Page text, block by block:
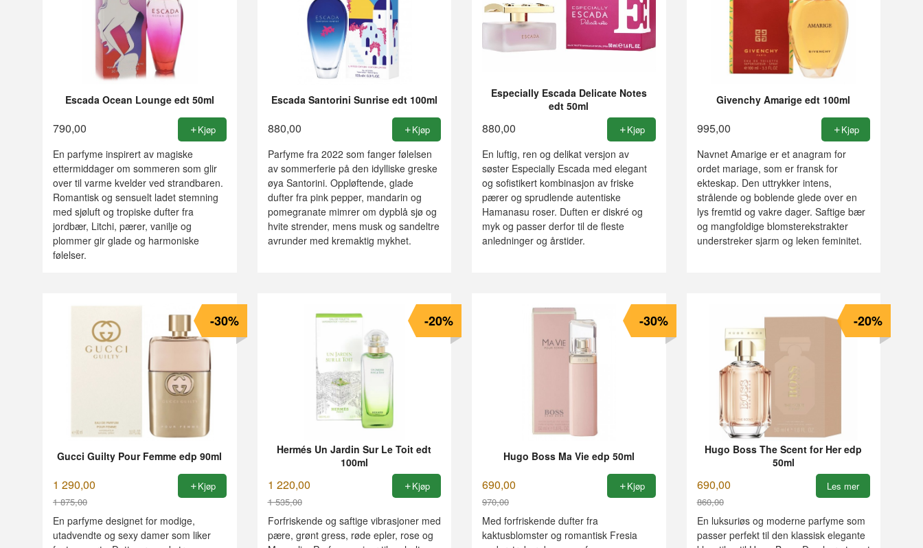
Escada Ocean Lounge edt 50ml
790,00 Kjøp
En parfyme inspirert av magiske
ettermiddager om sommeren som glir
over til varme kvelder ved strandbaren.
Romantisk og sensuelt ladet stemning
med sjøluft og tropiske dufter fra
jordbær, Litchi, pærer, vanilje og
plommer gir glade og harmoniske
følelser.
Escada Santorini Sunrise edt 100ml
880,00 Kjøp
Parfyme fra 2022 som fanger følelsen
av sommerferie på den idylliske greske
øya Santorini. Oppløftende, glade
dufter fra pink pepper, mandarin og
pomegranate mimrer om dypblå sjø og
hvite strender, mens musk og sandeltre
avrunder med kremaktig mykhet.
Especially Escada Delicate Notes
edt 50ml
880,00 Kjøp
En luftig, ren og delikat versjon av
søster Especially Escada med elegant
og sofistikert kombinasjon av friske
pærer og sprudlende autentiske
Hamanasu roser. Duften er diskré og
myk og passer derfor til de fleste
anledninger og årstider.
Givenchy Amarige edt 100ml
995,00 Kjøp
Navnet Amarige er et anagram for
ordet mariage, som er fransk for
ekteskap. Den uttrykker intens,
strålende og boblende glede over en
lys fremtid og vakre dager. Saftige bær
og mangfoldige blomsterekstrakter
understreker sjarm og leken feminitet.
Gucci Guilty Pour Femme edp 90ml
1 290,00
1 875,00
Rabatt
-30%
Kjøp
En parfyme designet for modige,
utadvendte og sexy damer som liker
Hermés Un Jardin Sur Le Toit edt
100ml
1 220,00
1 535,00
Rabatt
-20%
Kjøp
Forfriskende og saftige vibrasjoner med
pære, grønt gress, røde epler, rose og
Hugo Boss Ma Vie edp 50ml
690,00
970,00
Rabatt
-30%
Kjøp
Med forfriskende dufter fra
kaktusblomster og romantisk Fresia
Hugo Boss The Scent for Her edp
50ml
690,00
860,00
Rabatt
-20%
Les mer
En luksuriøs og moderne parfyme som
passer perfekt til den klassisk elegante